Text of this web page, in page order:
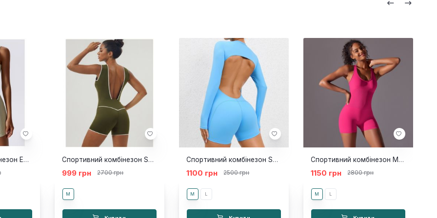
Спортивний комбінезон Eclipse milk short Спортивний комбінезон Sandy khaki
999 грн 2700 грн
M
Спортивний комбінезон Sophia blue
1100 грн 2500 грн
M L
Спортивний комбінезон Moony Pink
1150 грн 2800 грн
M L